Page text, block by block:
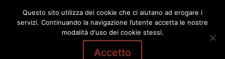
Questo sito utilizza dei cookie che ci aiutano ad erogare i
servizi. Continuando la navigazione l’utente accetta le nostre
modalità d'uso dei cookie stessi.
Accetto